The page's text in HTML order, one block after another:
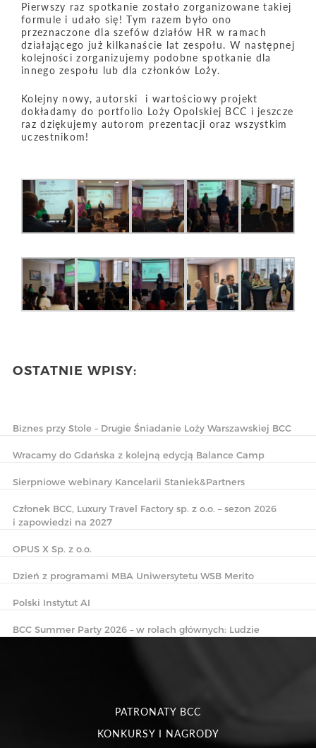
OSTATNIE WPISY:
Biznes przy Stole – Drugie Śniadanie Loży Warszawskiej BCC
Wracamy do Gdańska z kolejną edycją Balance Camp
Sierpniowe webinary Kancelarii Staniek&Partners
Członek BCC, Luxury Travel Factory sp. z o.o. – sezon 2026
i zapowiedzi na 2027
OPUS X Sp. z o.o.
Dzień z programami MBA Uniwersytetu WSB Merito
Polski Instytut AI
BCC Summer Party 2026 – w rolach głównych: Ludzie
Pierwszy raz spotkanie zostało zorganizowane takiej
formule i udało się! Tym razem było ono
przeznaczone dla szefów działów HR w ramach
działającego już kilkanaście lat zespołu. W następnej
kolejności zorganizujemy podobne spotkanie dla
innego zespołu lub dla członków Loży.
Kolejny nowy, autorski i wartościowy projekt
dokładamy do portfolio Loży Opolskiej BCC i jeszcze
raz dziękujemy autorom prezentacji oraz wszystkim
uczestnikom!
PATRONATY BCC
KONKURSY I NAGRODY